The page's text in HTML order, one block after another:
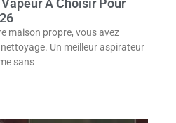
À Choisir Pour
maison propre, vous avez
Un meilleur aspirateur
sans